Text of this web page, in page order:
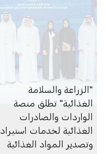
"الزراعة والسلامة
الغذائية" تطلق منصة
الواردات والصادرات
الغذائية لخدمات استيراد
وتصدير المواد الغذائية